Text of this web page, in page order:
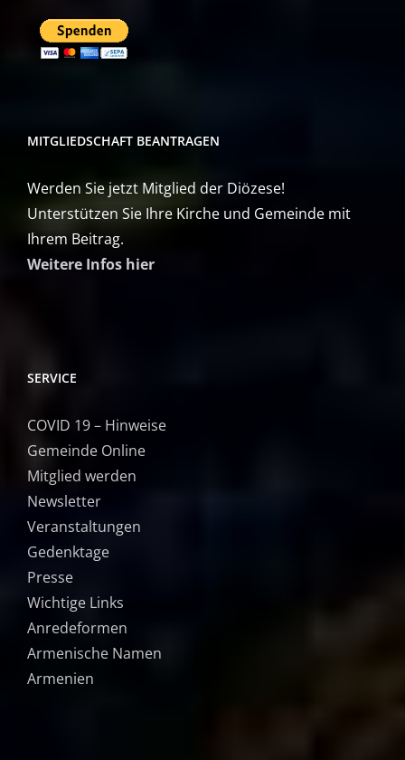
MITGLIEDSCHAFT BEANTRAGEN
Werden Sie jetzt Mitglied der Diözese!
Unterstützen Sie Ihre Kirche und Gemeinde mit
Ihrem Beitrag.
Weitere Infos hier
SERVICE
COVID 19 – Hinweise
Gemeinde Online
Mitglied werden
Newsletter
Veranstaltungen
Gedenktage
Presse
Wichtige Links
Anredeformen
Armenische Namen
Armenien